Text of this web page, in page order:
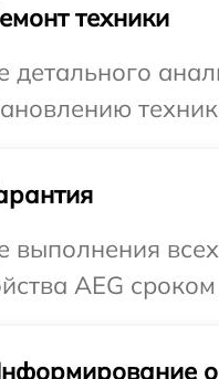
техники
детального
выполнения
AEG
о